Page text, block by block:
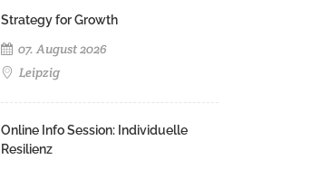
Strategy for Growth
07. August 2026
Leipzig
Online Info Session: Individuelle
Resilienz